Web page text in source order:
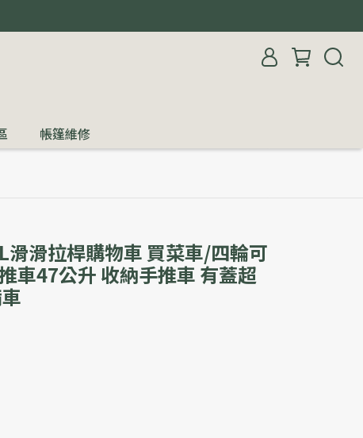
帳篷維修
滑拉桿購物車 買菜車/四輪可
車47公升 收納手推車 有蓋超